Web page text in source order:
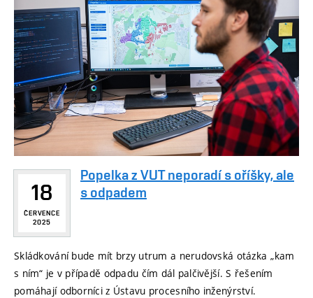
18
ČERVENCE
2025
Popelka z VUT neporadí s oříšky, ale
s odpadem
Skládkování bude mít brzy utrum a nerudovská otázka „kam
s ním“ je v případě odpadu čím dál palčivější. S řešením
pomáhají odborníci z Ústavu procesního inženýrství.